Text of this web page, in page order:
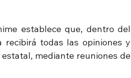
establece que, dentro del
todas las opiniones y
mediante reuniones de